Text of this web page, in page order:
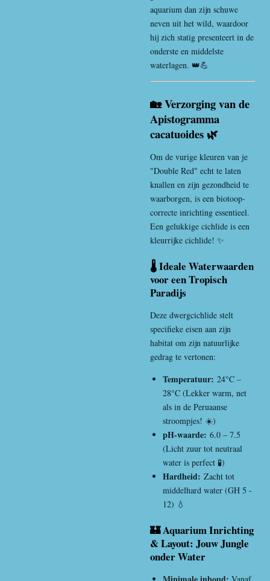
aquarium dan zijn schuwe
neven uit het wild, waardoor
hij zich statig presenteert in de
onderste en middelste
waterlagen. 👑💪
🏡 Verzorging van de
Apistogramma
cacatuoides 🌿
Om de vurige kleuren van je
"Double Red" echt te laten
knallen en zijn gezondheid te
waarborgen, is een biotoop-
correcte inrichting essentieel.
Een gelukkige cichlide is een
kleurrijke cichlide! ✨
🌡️ Ideale Waterwaarden
voor een Tropisch
Paradijs
Deze dwergcichlide stelt
specifieke eisen aan zijn
habitat om zijn natuurlijke
gedrag te vertonen:
Temperatuur: 24°C –
28°C (Lekker warm, net
als in de Peruaanse
stroompjes! ☀️)
pH-waarde: 6.0 – 7.5
(Licht zuur tot neutraal
water is perfect 🧪)
Hardheid: Zacht tot
middelhard water (GH 5 -
12) 💧
🏰 Aquarium Inrichting
& Layout: Jouw Jungle
onder Water